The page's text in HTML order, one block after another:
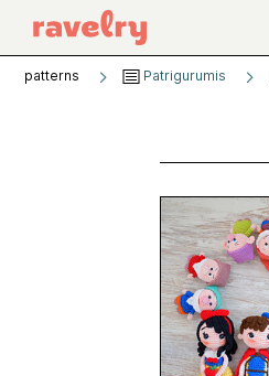
patterns Patrigurumis